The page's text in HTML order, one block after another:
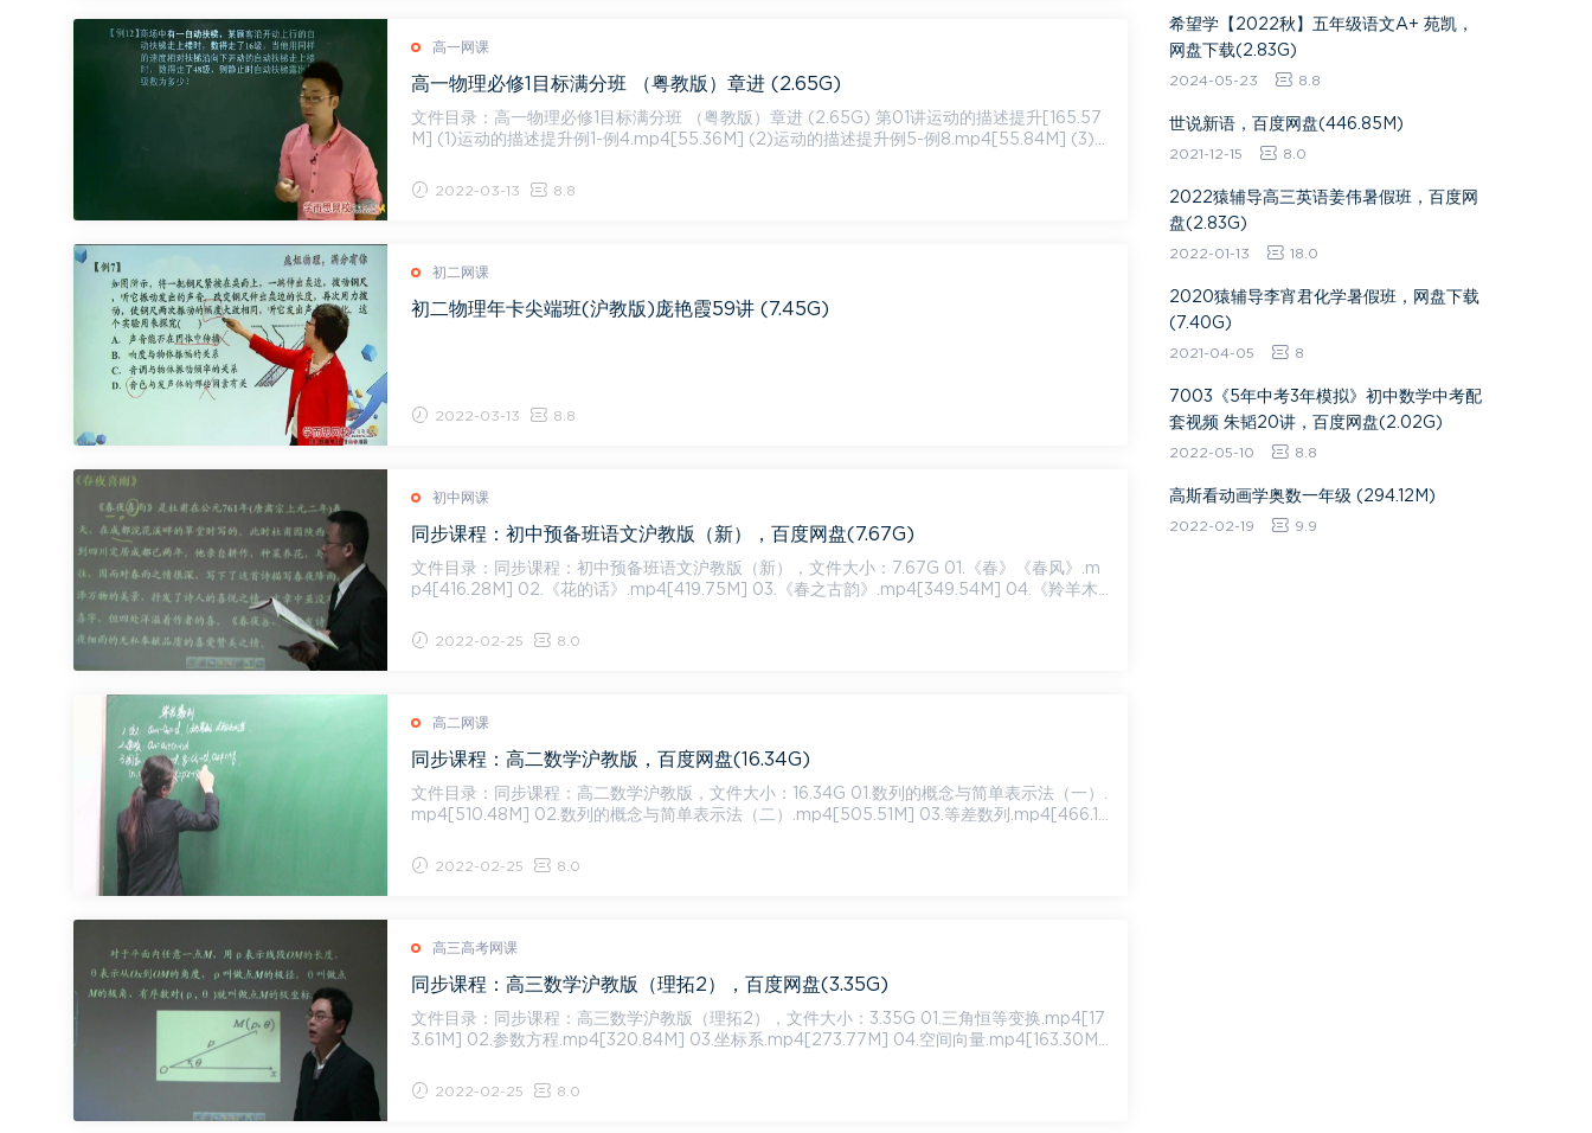
高一网课
高一物理必修1目标满分班 （粤教版）章进 (2.65G)
文件目录：高一物理必修1目标满分班 （粤教版）章进 (2.65G) 第01讲运动的描述提升[165.57
M] (1)运动的描述提升例1-例4.mp4[55.36M] (2)运动的描述提升例5-例8.mp4[55.84M] (3)
2022-03-13 8.8
初二网课
初二物理年卡尖端班(沪教版)庞艳霞59讲 (7.45G)
2022-03-13 8.8
初中网课
同步课程：初中预备班语文沪教版（新），百度网盘(7.67G)
文件目录：同步课程：初中预备班语文沪教版（新），文件大小：7.67G 01.《春》《春风》.m
p4[416.28M] 02.《花的话》.mp4[419.75M] 03.《春之古韵》.mp4[349.54M] 04.《羚羊木
2022-02-25 8.0
高二网课
同步课程：高二数学沪教版，百度网盘(16.34G)
文件目录：同步课程：高二数学沪教版，文件大小：16.34G 01.数列的概念与简单表示法（一）.
mp4[510.48M] 02.数列的概念与简单表示法（二）.mp4[505.51M] 03.等差数列.mp4[466.10
2022-02-25 8.0
高三高考网课
同步课程：高三数学沪教版（理拓2），百度网盘(3.35G)
文件目录：同步课程：高三数学沪教版（理拓2），文件大小：3.35G 01.三角恒等变换.mp4[17
3.61M] 02.参数方程.mp4[320.84M] 03.坐标系.mp4[273.77M] 04.空间向量.mp4[163.30M]
2022-02-25 8.0
希望学【2022秋】五年级语文A+ 苑凯，
网盘下载(2.83G)
2024-05-23 8.8
世说新语，百度网盘(446.85M)
2021-12-15 8.0
2022猿辅导高三英语姜伟暑假班，百度网
盘(2.83G)
2022-01-13 18.0
2020猿辅导李宵君化学暑假班，网盘下载
(7.40G)
2021-04-05 8
7003《5年中考3年模拟》初中数学中考配
套视频 朱韬20讲，百度网盘(2.02G)
2022-05-10 8.8
高斯看动画学奥数一年级 (294.12M)
2022-02-19 9.9